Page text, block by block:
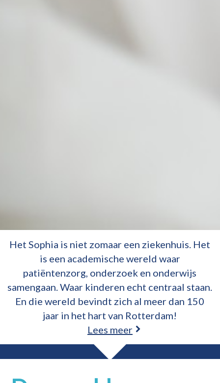
Het Sophia is niet zomaar een ziekenhuis. Het
is een academische wereld waar
patiëntenzorg, onderzoek en onderwijs
samengaan. Waar kinderen echt centraal staan.
En die wereld bevindt zich al meer dan 150
jaar in het hart van Rotterdam!
Lees meer